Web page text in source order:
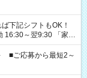
～翌9:30 「家族
の準備がしたい」
望を教えてください
週40時間を超える場
■ご応募から最短2～